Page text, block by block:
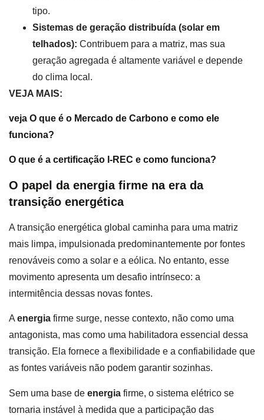
tipo.
Sistemas de geração distribuída (solar em
telhados): Contribuem para a matriz, mas sua
geração agregada é altamente variável e depende
do clima local.
VEJA MAIS:
veja O que é o Mercado de Carbono e como ele
funciona?
O que é a certificação I-REC e como funciona?
O papel da energia firme na era da
transição energética
A transição energética global caminha para uma matriz
mais limpa, impulsionada predominantemente por fontes
renováveis como a solar e a eólica. No entanto, esse
movimento apresenta um desafio intrínseco: a
intermitência dessas novas fontes.
A energia firme surge, nesse contexto, não como uma
antagonista, mas como uma habilitadora essencial dessa
transição. Ela fornece a flexibilidade e a confiabilidade que
as fontes variáveis não podem garantir sozinhas.
Sem uma base de energia firme, o sistema elétrico se
tornaria instável à medida que a participação das